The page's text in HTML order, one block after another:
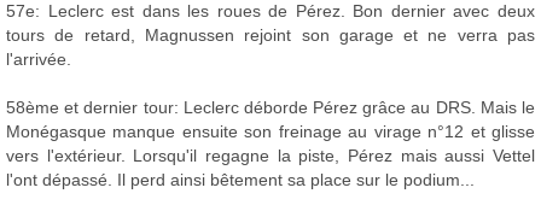
57e: Leclerc est dans les roues de Pérez. Bon dernier avec deux
tours de retard, Magnussen rejoint son garage et ne verra pas
l'arrivée.
58ème et dernier tour: Leclerc déborde Pérez grâce au DRS. Mais le
Monégasque manque ensuite son freinage au virage n°12 et glisse
vers l'extérieur. Lorsqu'il regagne la piste, Pérez mais aussi Vettel
l'ont dépassé. Il perd ainsi bêtement sa place sur le podium...